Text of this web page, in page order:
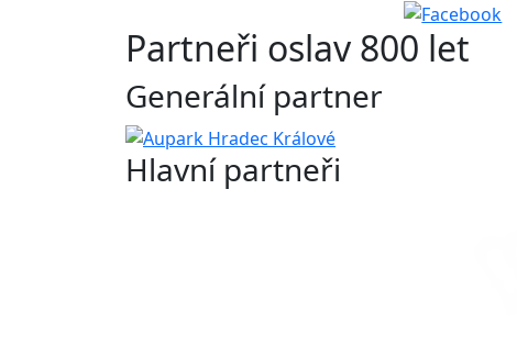
Partneři oslav 800 let
Generální partner
Hlavní partneři